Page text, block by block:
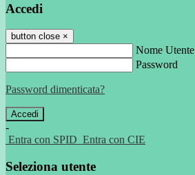
Accedi
button close ×
Nome Utente
Password
Password dimenticata?
-
Entra con SPID Entra con CIE
Seleziona utente